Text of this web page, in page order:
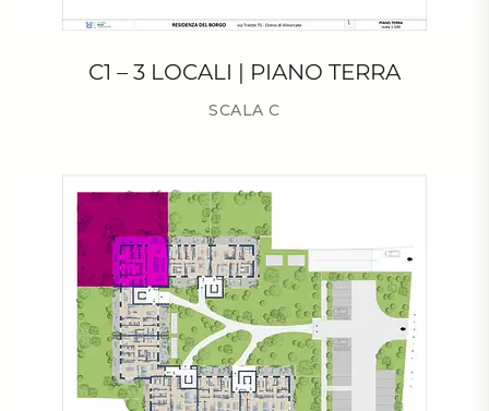
C1 – 3 LOCALI | PIANO TERRA
SCALA C